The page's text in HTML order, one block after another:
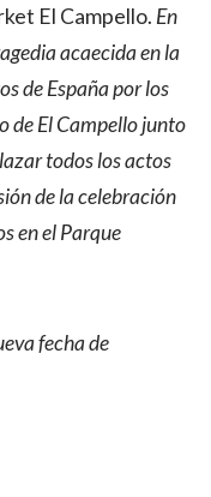
El Campello. En
acaecida en la
de España por los
de El Campello junto
todos los actos
de la celebración
en el Parque
fecha de